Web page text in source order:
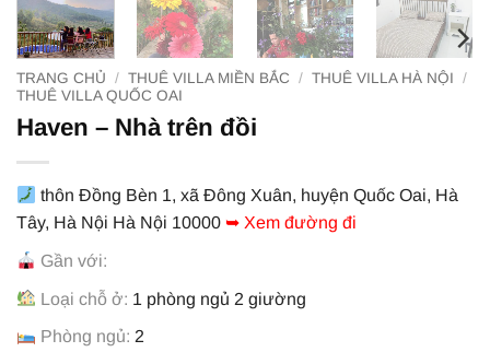
TRANG CHỦ / THUÊ VILLA MIỀN BẮC / THUÊ VILLA HÀ NỘI
/
THUÊ VILLA QUỐC OAI
Haven – Nhà trên đồi
thôn Đồng Bèn 1, xã Đông Xuân, huyện Quốc Oai, Hà
Tây, Hà Nội Hà Nội 10000 ➥ Xem đường đi
Gần với:
Loại chỗ ở: 1 phòng ngủ 2 giường
Phòng ngủ: 2